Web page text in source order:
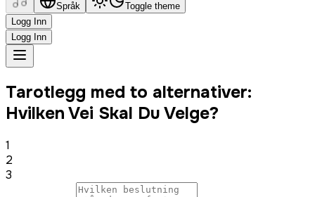
Språk
Toggle theme
Logg Inn
Logg Inn
Tarotlegg med to alternativer:
Hvilken Vei Skal Du Velge?
1
2
3